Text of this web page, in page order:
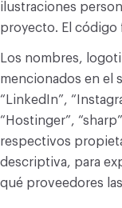
ilustraciones
proyecto. El código
Los nombres,
mencionados en el
“LinkedIn”,
“Hostinger”,
respectivos
descriptiva, para
qué proveedores